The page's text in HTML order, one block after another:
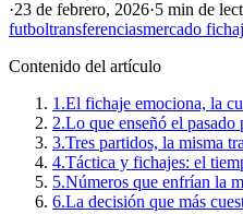
·23 de febrero, 2026·5 min de
futboltransferenciasmercado
Contenido del artículo
1.El fichaje emociona, la
2.Lo que enseñó el pasado
3.Tres partidos, la misma
4.Táctica y fichajes: el
5.Números que enfrían la
6.La decisión que más